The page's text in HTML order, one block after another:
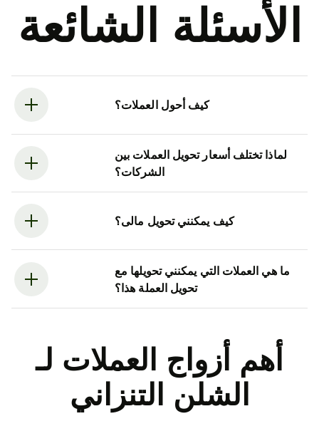
الأسئلة الشائعة
كيف أحول العملات؟
لماذا تختلف أسعار تحويل العملات بين
الشركات؟
كيف يمكنني تحويل مالى؟
ما هي العملات التي يمكنني تحويلها مع
تحويل العملة هذا؟
أهم أزواج العملات لـ
الشلن التنزاني